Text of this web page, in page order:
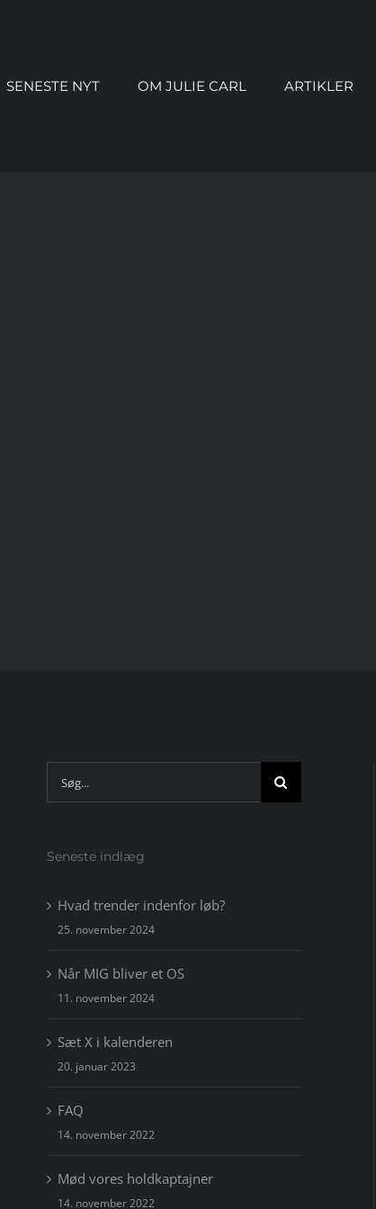
SENESTE NYT OM JULIE CARL ARTIKLER
Søg
efter:
Seneste indlæg
Hvad trender indenfor løb?
25. november 2024
Når MIG bliver et OS
11. november 2024
Sæt X i kalenderen
20. januar 2023
FAQ
14. november 2022
Mød vores holdkaptajner
14. november 2022